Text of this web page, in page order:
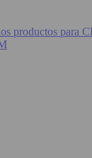
productos para